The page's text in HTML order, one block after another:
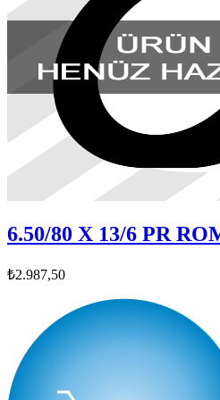
6.50/80 X 13/6 PR
₺2.987,50